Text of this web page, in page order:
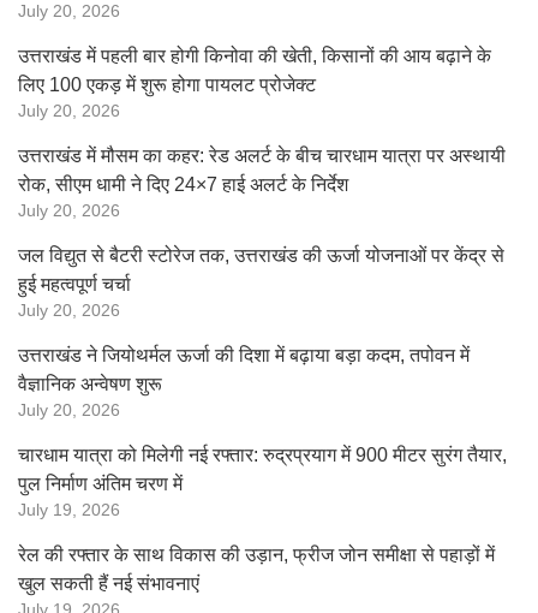
July 20, 2026
उत्तराखंड में पहली बार होगी किनोवा की खेती, किसानों की आय बढ़ाने के
लिए 100 एकड़ में शुरू होगा पायलट प्रोजेक्ट
July 20, 2026
उत्तराखंड में मौसम का कहर: रेड अलर्ट के बीच चारधाम यात्रा पर अस्थायी
रोक, सीएम धामी ने दिए 24×7 हाई अलर्ट के निर्देश
July 20, 2026
जल विद्युत से बैटरी स्टोरेज तक, उत्तराखंड की ऊर्जा योजनाओं पर केंद्र से
हुई महत्वपूर्ण चर्चा
July 20, 2026
उत्तराखंड ने जियोथर्मल ऊर्जा की दिशा में बढ़ाया बड़ा कदम, तपोवन में
वैज्ञानिक अन्वेषण शुरू
July 20, 2026
चारधाम यात्रा को मिलेगी नई रफ्तार: रुद्रप्रयाग में 900 मीटर सुरंग तैयार,
पुल निर्माण अंतिम चरण में
July 19, 2026
रेल की रफ्तार के साथ विकास की उड़ान, फ्रीज जोन समीक्षा से पहाड़ों में
खुल सकती हैं नई संभावनाएं